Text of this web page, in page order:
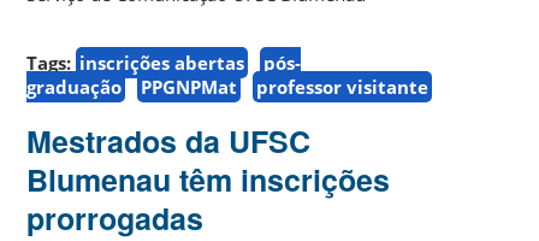
Tags: inscrições abertas
pós-
graduação
PPGNPMat professor visitante
Mestrados da UFSC
Blumenau têm inscrições
prorrogadas